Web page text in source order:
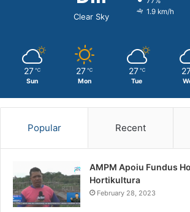
Clear Sky
1.9 km/h
27 ℃
Sun
27 ℃
Mon
27 ℃
Tue
Popular Recent
AMPM Apoiu Fundus
Hortikultura
February 28, 2023